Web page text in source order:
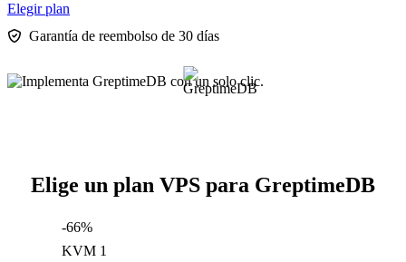
Elegir plan
Garantía de reembolso de 30 días
Elige un plan VPS para GreptimeDB
-66%
KVM 1